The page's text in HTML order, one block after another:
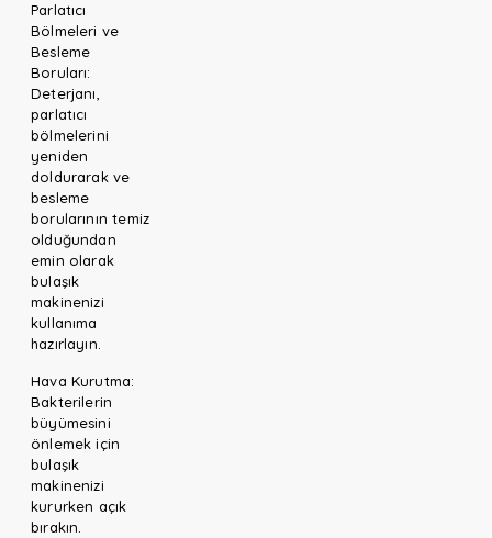
Parlatıcı
Bölmeleri ve
Besleme
Boruları:
Deterjanı,
parlatıcı
bölmelerini
yeniden
doldurarak ve
besleme
borularının temiz
olduğundan
emin olarak
bulaşık
makinenizi
kullanıma
hazırlayın.
Hava Kurutma:
Bakterilerin
büyümesini
önlemek için
bulaşık
makinenizi
kururken açık
bırakın.